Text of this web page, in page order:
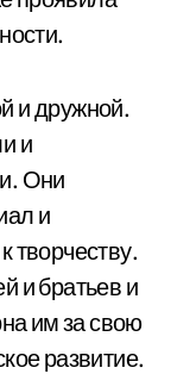
и дружной.
и
Они
и
творчеству.
и братьев и
им за свою
развитие.